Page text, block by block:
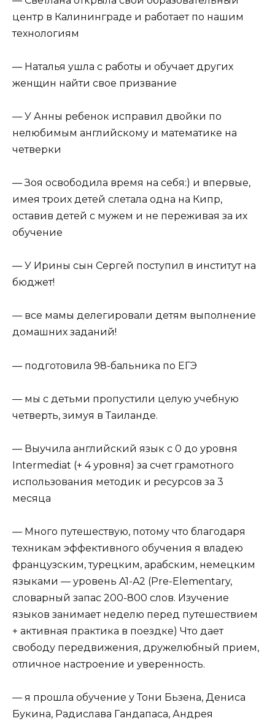
центр в Калининграде и работает по нашим
технологиям
— Наталья ушла с работы и обучает других
женщин найти свое призвание
— У Анны ребенок исправил двойки по
нелюбимым английскому и математике на
четверки
— Зоя освободила время на себя:) и впервые,
имея троих детей слетала одна на Кипр,
оставив детей с мужем и не переживая за их
обучение
— У Ирины сын Сергей поступил в институт на
бюджет!
— все мамы делегировали детям выполнение
домашних заданий!
— подготовила 98-бальника по ЕГЭ
— мы с детьми пропустили целую учебную
четверть, зимуя в Таиланде.
— Выучила английский язык с 0 до уровня
Intermediat (+ 4 уровня) за счет грамотного
использования методик и ресурсов за 3
месяца
— Много путешествую, потому что благодаря
техникам эффективного обучения я владею
французским, турецким, арабским, немецким
языками — уровень A1-A2 (Pre-Elementary,
словарный запас 200-800 слов. Изучение
языков занимает неделю перед путешествием
+ активная практика в поездке) Что дает
свободу передвижения, дружелюбный прием,
отличное настроение и уверенность.
— я прошла обучение у Тони Бьзена, Дениса
Букина, Радислава Гандапаса, Андрея